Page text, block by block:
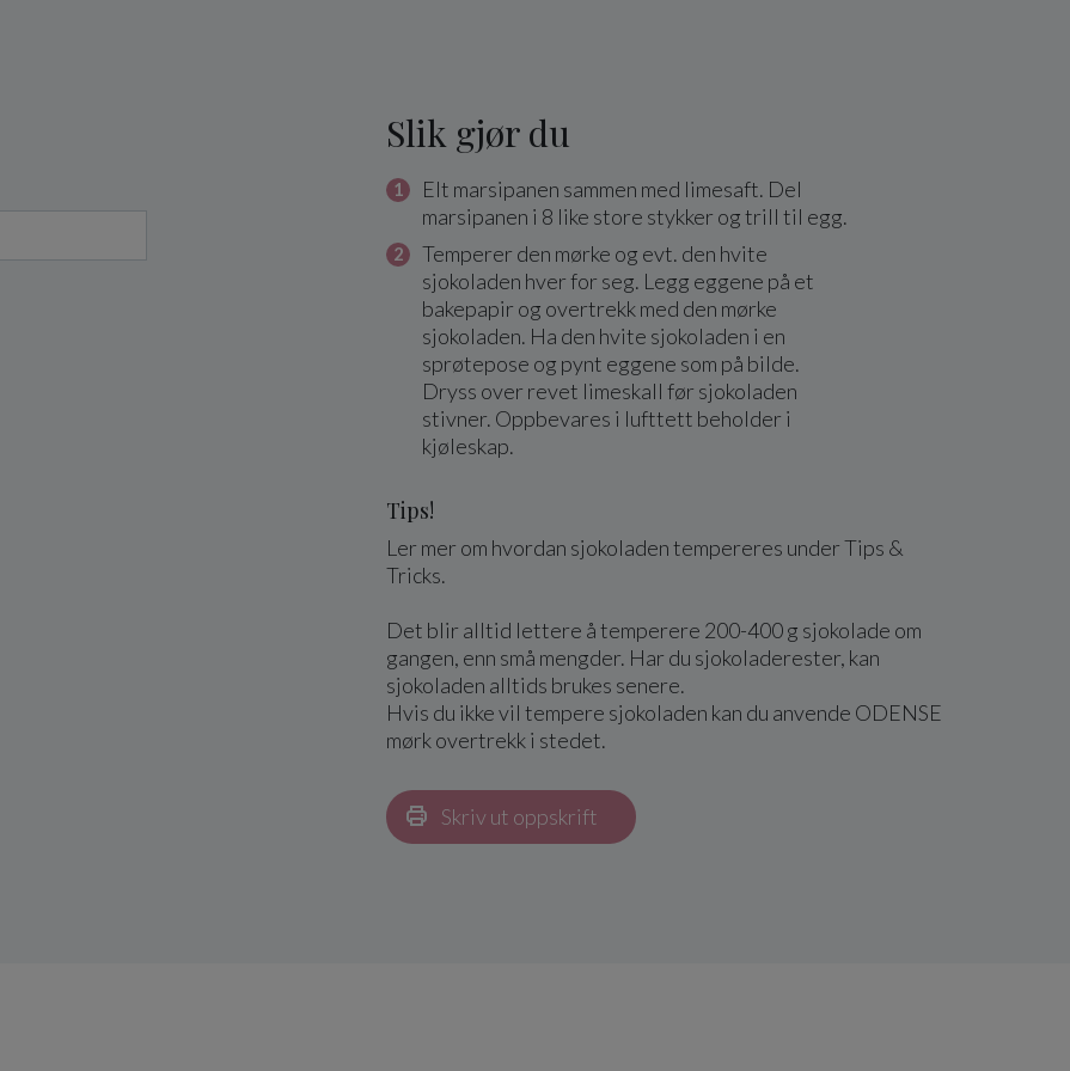
Slik gjør du
Elt marsipanen sammen med limesaft. Del
marsipanen i 8 like store stykker og trill til egg.
Temperer den mørke og evt. den hvite
sjokoladen hver for seg. Legg eggene på et
bakepapir og overtrekk med den mørke
sjokoladen. Ha den hvite sjokoladen i en
sprøtepose og pynt eggene som på bilde.
Dryss over revet limeskall før sjokoladen
stivner. Oppbevares i lufttett beholder i
kjøleskap.
Tips!
Ler mer om hvordan sjokoladen tempereres under Tips &
Tricks.
Det blir alltid lettere å temperere 200-400 g sjokolade om
gangen, enn små mengder. Har du sjokoladerester, kan
sjokoladen alltids brukes senere.
Hvis du ikke vil tempere sjokoladen kan du anvende ODENSE
mørk overtrekk i stedet.
Skriv ut oppskrift